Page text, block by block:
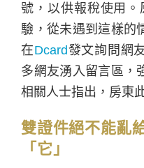
號，以供報稅使用
驗，從未遇到這樣的
在Dcard發文詢問網
多網友湧入留言區，
相關人士指出，房東
雙證件絕不能亂
「它」